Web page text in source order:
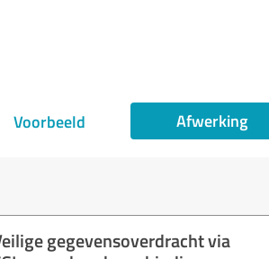
Voorbeeld Afwerking
gegevensoverdracht via